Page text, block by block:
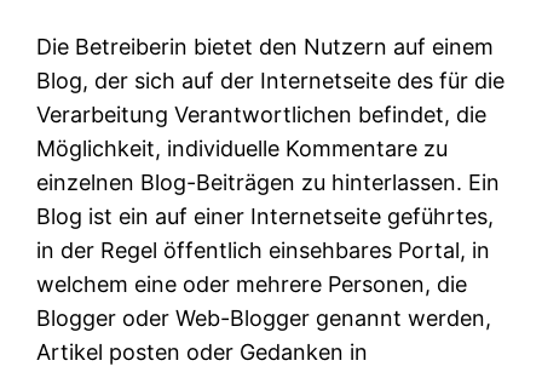
Die Betreiberin bietet den Nutzern auf einem
Blog, der sich auf der Internetseite des für die
Verarbeitung Verantwortlichen befindet, die
Möglichkeit, individuelle Kommentare zu
einzelnen Blog-Beiträgen zu hinterlassen. Ein
Blog ist ein auf einer Internetseite geführtes,
in der Regel öffentlich einsehbares Portal, in
welchem eine oder mehrere Personen, die
Blogger oder Web-Blogger genannt werden,
Artikel posten oder Gedanken in